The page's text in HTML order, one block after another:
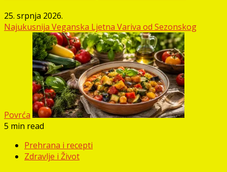
25. srpnja 2026.
Najukusnija Veganska Ljetna Variva od Sezonskog
Povrća
5 min read
Prehrana i recepti
Zdravlje i Život